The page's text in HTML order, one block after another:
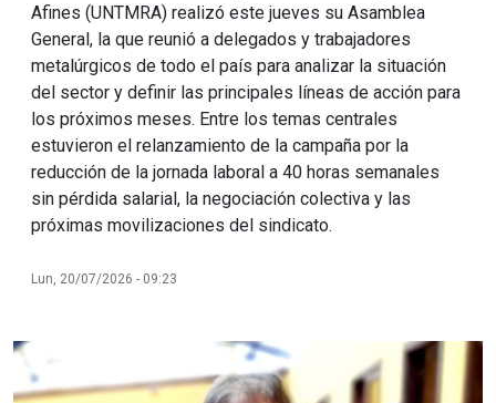
Afines (UNTMRA) realizó este jueves su Asamblea
General, la que reunió a delegados y trabajadores
metalúrgicos de todo el país para analizar la situación
del sector y definir las principales líneas de acción para
los próximos meses. Entre los temas centrales
estuvieron el relanzamiento de la campaña por la
reducción de la jornada laboral a 40 horas semanales
sin pérdida salarial, la negociación colectiva y las
próximas movilizaciones del sindicato.
Lun, 20/07/2026 - 09:23
Imagen